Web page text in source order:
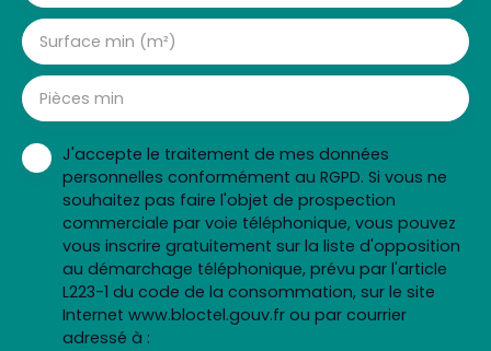
Surface min (m²)
Pièces min
J'accepte le traitement de mes données
personnelles conformément au RGPD. Si vous ne
souhaitez pas faire l'objet de prospection
commerciale par voie téléphonique, vous pouvez
vous inscrire gratuitement sur la liste d'opposition
au démarchage téléphonique, prévu par l'article
L223-1 du code de la consommation, sur le site
Internet www.bloctel.gouv.fr ou par courrier
adressé à :